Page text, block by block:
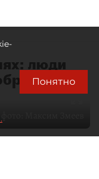
люди
Понятно